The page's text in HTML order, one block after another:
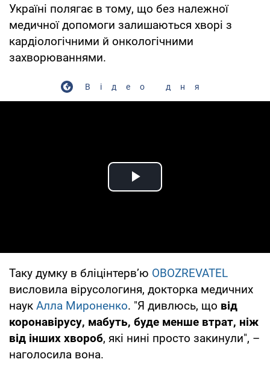
Україні полягає в тому, що без належної
медичної допомоги залишаються хворі з
кардіологічними й онкологічними
захворюваннями.
Відео дня
Play Video
Таку думку в бліцінтерв’ю OBOZREVATEL
висловила вірусологиня, докторка медичних
наук Алла Мироненко. "Я дивлюсь, що від
коронавірусу, мабуть, буде менше втрат, ніж
від інших хвороб, які нині просто закинули", –
наголосила вона.